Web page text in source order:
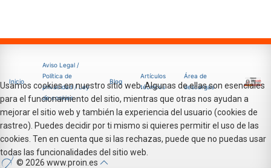
Inicio
Aviso Legal /
Política de
privacidad / Ley
de cookies
Blog
Artículos
técnicos
Área de
descargas
© 2026 www.proin.es
Usamos cookies en nuestro sitio web. Algunas de ellas son esenciales
para el funcionamiento del sitio, mientras que otras nos ayudan a
mejorar el sitio web y también la experiencia del usuario (cookies de
rastreo). Puedes decidir por ti mismo si quieres permitir el uso de las
cookies. Ten en cuenta que si las rechazas, puede que no puedas usar
todas las funcionalidades del sitio web.